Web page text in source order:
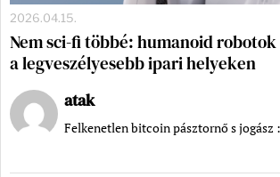
2026.04.15.
Nem sci-fi többé: humanoid
a legveszélyesebb ipari helyeken
atak
Felkenetlen bitcoin pásztornő s jogász